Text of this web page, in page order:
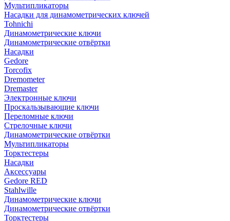
Мультипликаторы
Насадки для динамометрических ключей
Tohnichi
Динамометрические ключи
Динамометрические отвёртки
Насадки
Gedore
Torcofix
Dremometer
Dremaster
Электронные ключи
Проскальзывающие ключи
Переломные ключи
Стрелочные ключи
Динамометрические отвёртки
Мультипликаторы
Торктестеры
Насадки
Аксессуары
Gedore RED
Stahlwille
Динамометрические ключи
Динамометрические отвёртки
Торктестеры